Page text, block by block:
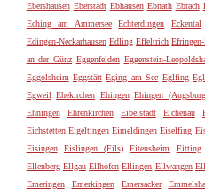
Ebershausen Eberstadt Ebhausen Ebnath Ebrach
Eching am Ammersee
Echterdingen Eckental
Edingen-Neckarhausen Edling Effeltrich
an der Günz Eggenfelden Eggenstein-
Eggolsheim Eggstätt Eging am See Eglfing
Egweil Ehekirchen Ehingen Ehingen
Ehningen
Ehrenkirchen Eibelstadt Eichenau
Eichstetten Eigeltingen Eimeldingen Eiselfing
Eisingen
Eislingen (Fils) Eitensheim Eitting
Ellenberg Ellgau Ellhofen Ellingen Ellwangen
Emeringen
Emerkingen Emersacker